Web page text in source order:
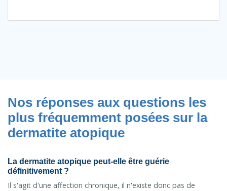
Nos réponses aux questions les
plus fréquemment posées sur la
dermatite atopique
La dermatite atopique peut-elle être guérie
définitivement ?
Il s'agit d'une affection chronique, il n'existe donc pas de